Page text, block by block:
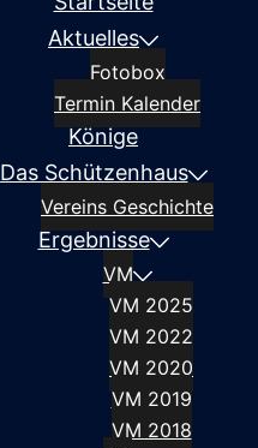
Aktuelles
Fotobox
Termin Kalender
Könige
Das Schützenhaus
Vereins Geschichte
Ergebnisse
VM
VM 2025
VM 2022
VM 2020
VM 2019
VM 2018